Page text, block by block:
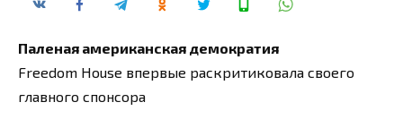
Паленая американская демократия
Freedom Housе впервые раскритиковала своего
главного спонсора